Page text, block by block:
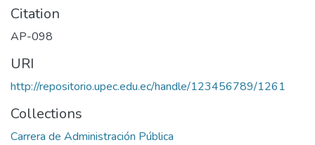
Citation
AP-098
URI
http://repositorio.upec.edu.ec/handle/123456789/1261
Collections
Carrera de Administración Pública